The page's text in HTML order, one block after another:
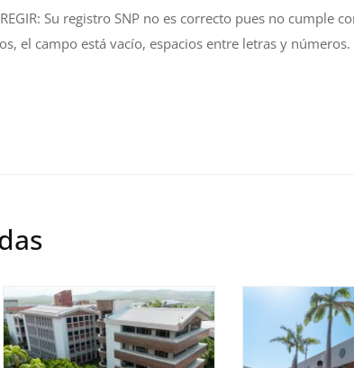
Su registro SNP no es correcto pues no cumple
el campo está vacío, espacios entre letras y números.